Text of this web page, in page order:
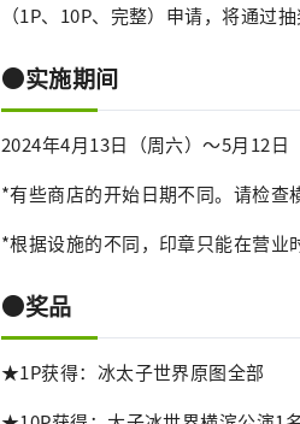
（1P、10P、完整）申请，将通过抽
●实施期间
2024年4月13日（周六）～5月12日
*有些商店的开始日期不同。请检查
*根据设施的不同，印章只能在营业
●奖品
★1P获得：冰太子世界原图全部